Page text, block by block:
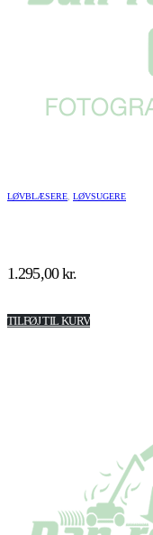
LØVBLÆSERE LØVSUGERE
1.295,00kr.
TILFØJ TIL KURV